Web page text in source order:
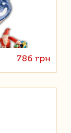
786 грн